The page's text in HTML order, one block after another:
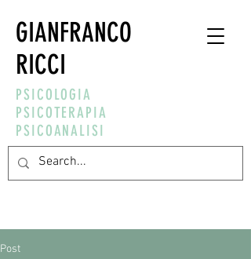
GIANFRANCO
RICCI
PSICOLOGIA
PSICOTERAPIA
PSICOANALISI
Post